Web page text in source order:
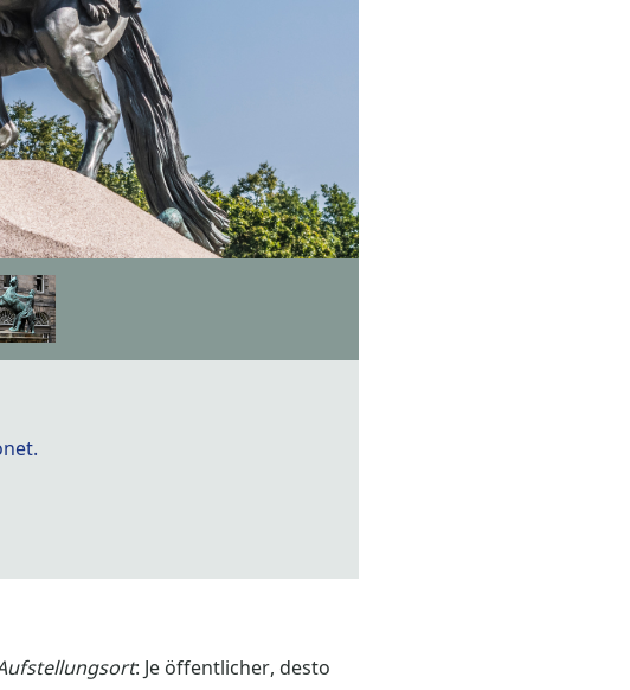
: Je öffentlicher, desto